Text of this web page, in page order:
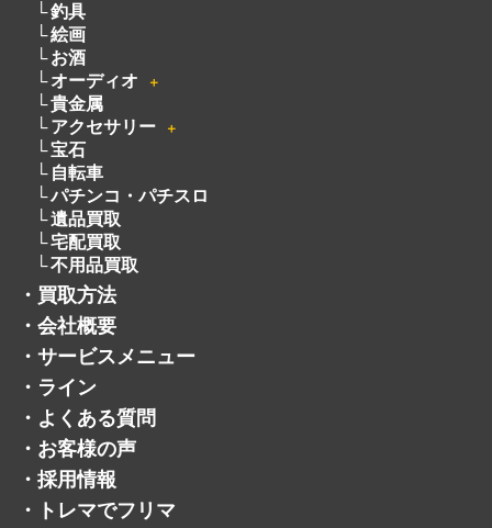
釣具
絵画
お酒
オーディオ
＋
貴金属
アクセサリー
＋
宝石
自転車
パチンコ・パチスロ
遺品買取
宅配買取
不用品買取
・ 買取方法
・ 会社概要
・ サービスメニュー
・ ライン
・ よくある質問
・ お客様の声
・ 採用情報
・
トレマでフリマ